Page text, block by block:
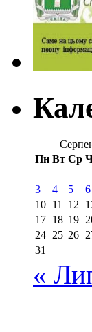
Пн Вт Ср
3
4 5 6
10 11 12
17 18 19
24 25 26
31
«